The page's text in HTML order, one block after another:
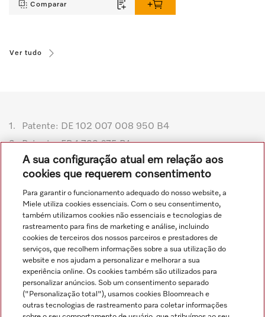
Comparar
Ver tudo
1.
Patente: DE 102 007 008 950 B4
2. Patente: EP 1 733 675 B1
Sujeito a alterações técnicas; não se aceita qualquer
fornecidas. Para mais informações, consulte os Termos e
Condições Gerais no rodapé.
Navegação
A sua configuração atual em relação aos
cookies que requerem consentimento
Para garantir o funcionamento adequado do nosso website, a
Miele utiliza cookies essenciais. Com o seu consentimento,
também utilizamos cookies não essenciais e tecnologias de
rastreamento para fins de marketing e análise, incluindo
cookies de terceiros dos nossos parceiros e prestadores de
serviços, que recolhem informações sobre a sua utilização do
website e nos ajudam a personalizar e melhorar a sua
experiência online. Os cookies também são utilizados para
personalizar anúncios. Sob um consentimento separado
("Personalização total"), usamos cookies Bloomreach e
outras tecnologias de rastreamento para coletar informações